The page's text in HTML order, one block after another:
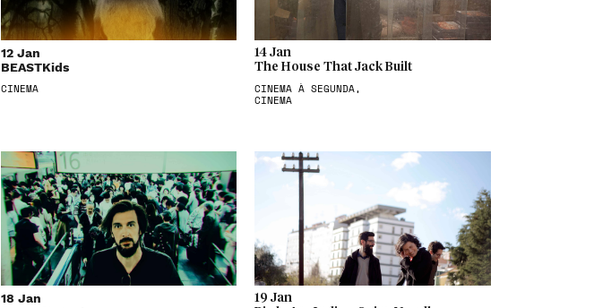
12 Jan
BEASTKids
CINEMA
14 Jan
The House That Jack Built
CINEMA À SEGUNDA,
CINEMA
18 Jan
19 Jan